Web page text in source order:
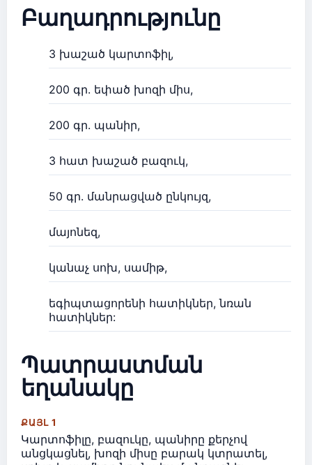
Բաղադրությունը
3 խաշած կարտոֆիլ,
200 գր. եփած խոզի միս,
200 գր. պանիր,
3 հատ խաշած բազուկ,
50 գր. մանրացված ընկույզ,
մայոնեզ,
կանաչ սոխ, սամիթ,
եգիպտացորենի հատիկներ, նռան
հատիկներ:
Պատրաստման
եղանակը
ՔԱՅԼ 1
Կարտոֆիլը, բազուկը, պանիրը քերչով
անցկացնել, խոզի միսը բարակ կտրատել,